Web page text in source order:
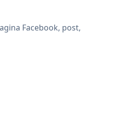
Facebook, post,